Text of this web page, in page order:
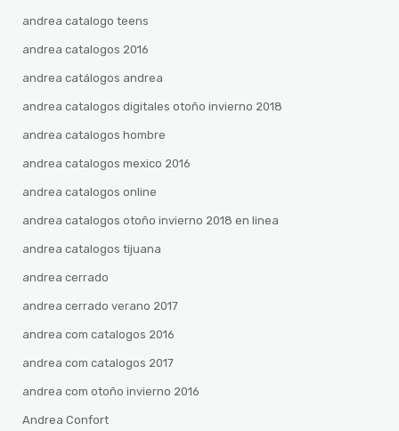
andrea catalogo teens
andrea catalogos 2016
andrea catálogos andrea
andrea catalogos digitales otoño invierno 2018
andrea catalogos hombre
andrea catalogos mexico 2016
andrea catalogos online
andrea catalogos otoño invierno 2018 en linea
andrea catalogos tijuana
andrea cerrado
andrea cerrado verano 2017
andrea com catalogos 2016
andrea com catalogos 2017
andrea com otoño invierno 2016
Andrea Confort